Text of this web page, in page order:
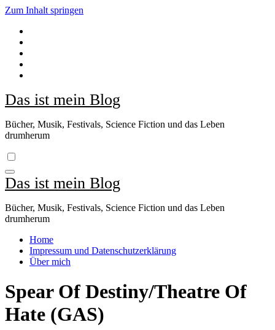
Zum Inhalt springen
Das ist mein Blog
Bücher, Musik, Festivals, Science Fiction und das Leben
drumherum
Das ist mein Blog
Bücher, Musik, Festivals, Science Fiction und das Leben
drumherum
Home
Impressum und Datenschutzerklärung
Über mich
Spear Of Destiny/Theatre Of
Hate (GAS)